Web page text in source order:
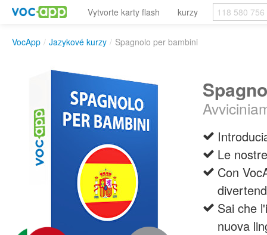
Vytvorte karty flash kurzy
VocApp / Jazykové kurzy / Spagnolo per bambini
Le
Con
Sai che
nuova